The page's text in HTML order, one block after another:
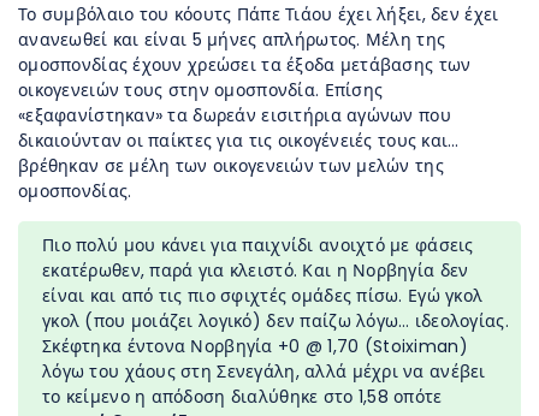
Το συμβόλαιο του κόουτς Πάπε Τιάου έχει λήξει, δεν έχει
ανανεωθεί και είναι 5 μήνες απλήρωτος. Μέλη της
ομοσπονδίας έχουν χρεώσει τα έξοδα μετάβασης των
οικογενειών τους στην ομοσπονδία. Επίσης
«εξαφανίστηκαν» τα δωρεάν εισιτήρια αγώνων που
δικαιούνταν οι παίκτες για τις οικογένειές τους και…
βρέθηκαν σε μέλη των οικογενειών των μελών της
ομοσπονδίας.
Πιο πολύ μου κάνει για παιχνίδι ανοιχτό με φάσεις
εκατέρωθεν, παρά για κλειστό. Και η Νορβηγία δεν
είναι και από τις πιο σφιχτές ομάδες πίσω. Εγώ γκολ
γκολ (που μοιάζει λογικό) δεν παίζω λόγω… ιδεολογίας.
Σκέφτηκα έντονα Νορβηγία +0 @ 1,70 (Stoiximan)
λόγω του χάους στη Σενεγάλη, αλλά μέχρι να ανέβει
το κείμενο η απόδοση διαλύθηκε στο 1,58 οπότε